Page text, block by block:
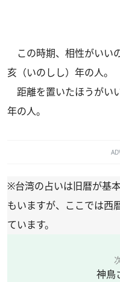
この時期、相性がいい
亥（いのしし）年の人。
距離を置いたほうがい
年の人。
※台湾の占いは旧暦が基
もいますが、ここでは西
ています。
神鳥